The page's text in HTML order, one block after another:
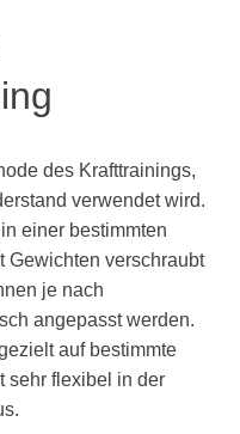
des Krafttrainings,
verwendet wird.
einer bestimmten
Gewichten verschraubt
je nach
angepasst werden.
auf bestimmte
sehr flexibel in der